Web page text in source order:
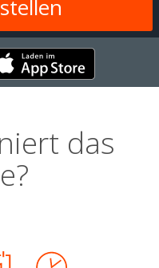
das